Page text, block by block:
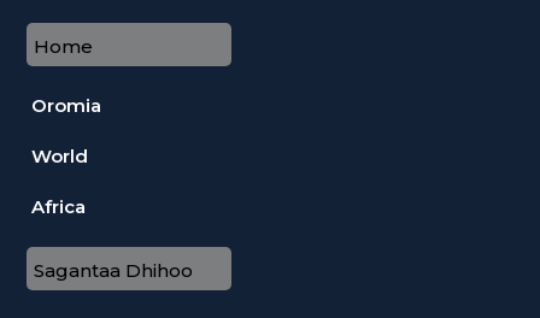
Home
Oromia
World
Africa
Sagantaa Dhihoo